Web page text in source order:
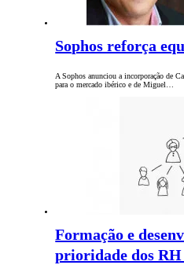
Sophos reforça
A Sophos anunciou a incorporação de
para o mercado ibérico e de Miguel…
Formação e
prioridade dos